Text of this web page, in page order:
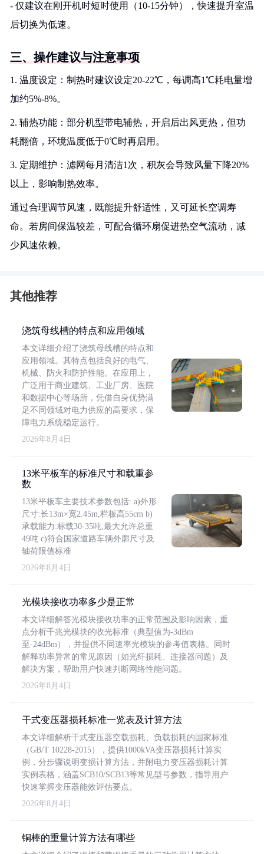
- 仅建议在刚开机时短时使用（10-15分钟），快速提升室温
后切换为低速。
三、操作建议与注意事项
1. 温度设定：制热时建议设定20-22℃，每调高1℃耗电量增
加约5%-8%。
2. 辅热功能：部分机型带电辅热，开启后出风更热，但功
耗翻倍，环境温度低于0℃时再启用。
3. 定期维护：滤网每月清洁1次，积灰会导致风量下降20%
以上，影响制热效率。
通过合理调节风速，既能提升舒适性，又可延长空调寿
命。若房间保温较差，可配合循环扇促进热空气流动，减
少风速依赖。
其他推荐
浇筑母线槽的特点和应用领域
本文详细介绍了浇筑母线槽的特点和
应用领域。其特点包括良好的电气、
机械、防火和防护性能。在应用上，
广泛用于商业建筑、工业厂房、医院
和数据中心等场所，凭借自身优势满
足不同领域对电力供应的高要求，保
障电力系统稳定运行。
2026年8月4日
13米平板车的标准尺寸和载重参
数
13米平板车主要技术参数包括: a)外形
尺寸:长13m×宽2.45m,栏板高55cm b)
承载能力:标载30-35吨,最大允许总重
49吨 c)符合国家道路车辆外廓尺寸及
轴荷限值标准
2026年8月4日
光模块接收功率多少是正常
本文详细解答光模块接收功率的正常范围及影响因素，重
点分析千兆光模块的收光标准（典型值为-3dBm
至-24dBm），并提供不同速率光模块的参考值表格。同时
解释功率异常的常见原因（如光纤损耗、连接器问题）及
解决方案，帮助用户快速判断网络性能问题。
2026年8月4日
干式变压器损耗标准一览表及计算方法
本文详细解析干式变压器空载损耗、负载损耗的国家标准
（GB/T 10228-2015），提供1000kVA变压器损耗计算实
例，分步骤说明变损计算方法，并附电力变压器损耗计算
实例表格，涵盖SCB10/SCB13等常见型号参数，指导用户
快速掌握变压器能效评估要点。
2026年8月4日
铜棒的重量计算方法有哪些